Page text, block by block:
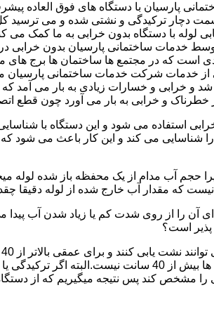
پارسیان با دستگاه های فوق العاده
دچار ترکیدگی و نشتی شده و می ترسید
با دستگاه بدون خرابی به ما کمک می کند
خدمات ساختمانی پارسیان بدون
است که در مجتمع ها ساختمان ها برج
خدمات شرکت خدمات ساختمانی پارسیان
و خسارات زیادی به بار می آمد که
و خرابی به بار می آورد چون قطع
استفاده می شود و این دستگاه با
شناسایی می کند و این کار باعث می شود
حجم آب مدام از یک محفظه باز شده
که مقدار آب خارج شده از لوله دقیقا
آن را از روی شدت کم یا زیاد شدن آب پیدا
است؟
مشخص کند پس نتیجه میگیریم که از